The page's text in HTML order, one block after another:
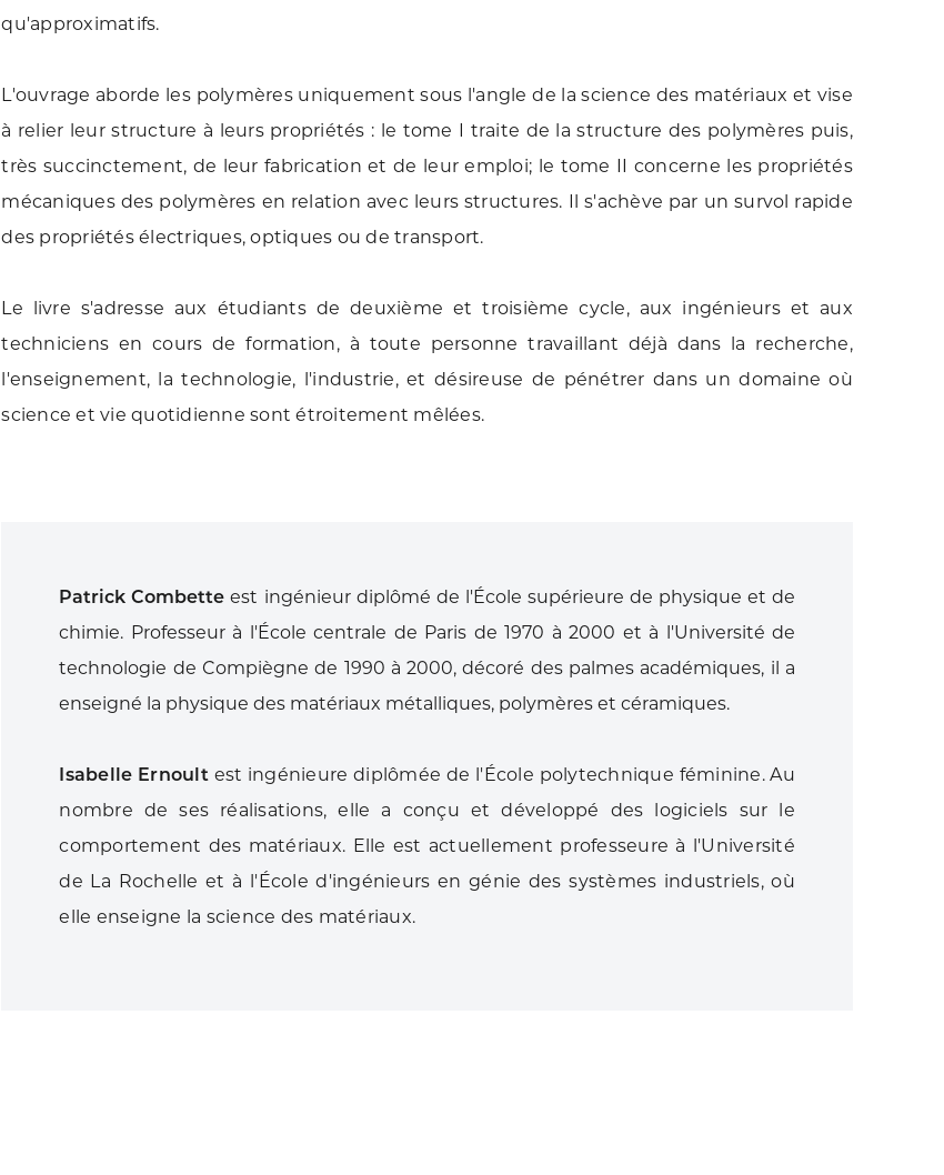
qu'approximatifs.
L'ouvrage aborde les polymères uniquement sous l'angle de la science des matériaux et vise
à relier leur structure à leurs propriétés : le tome I traite de la structure des polymères puis,
très succinctement, de leur fabrication et de leur emploi; le tome II concerne les propriétés
mécaniques des polymères en relation avec leurs structures. Il s'achève par un survol rapide
des propriétés électriques, optiques ou de transport.
Le livre s'adresse aux étudiants de deuxième et troisième cycle, aux ingénieurs et aux
techniciens en cours de formation, à toute personne travaillant déjà dans la recherche,
l'enseignement, la technologie, l'industrie, et désireuse de pénétrer dans un domaine où
science et vie quotidienne sont étroitement mêlées.
Patrick Combette est ingénieur diplômé de l'École supérieure de physique et de
chimie. Professeur à l'École centrale de Paris de 1970 à 2000 et à l'Université de
technologie de Compiègne de 1990 à 2000, décoré des palmes académiques, il a
enseigné la physique des matériaux métalliques, polymères et céramiques.
Isabelle Ernoultest ingénieure diplômée de l'École polytechnique féminine. Au
nombre de ses réalisations, elle a conçu et développé des logiciels sur le
comportement des matériaux. Elle est actuellement professeure à l'Université
de La Rochelle et à l'École d'ingénieurs en génie des systèmes industriels, où
elle enseigne la science des matériaux.